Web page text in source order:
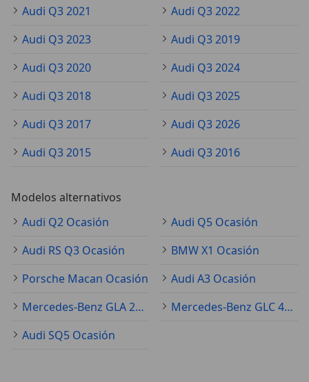
Audi Q3 2021
Audi Q3 2022
Audi Q3 2023
Audi Q3 2019
Audi Q3 2020
Audi Q3 2024
Audi Q3 2018
Audi Q3 2025
Audi Q3 2017
Audi Q3 2026
Audi Q3 2015
Audi Q3 2016
Modelos alternativos
Audi Q2 Ocasión
Audi Q5 Ocasión
Audi RS Q3 Ocasión
BMW X1 Ocasión
Porsche Macan Ocasión
Audi A3 Ocasión
Mercedes-Benz GLA 250 Ocasión
Mercedes-Benz GLC 43 AMG Ocasión
Audi SQ5 Ocasión